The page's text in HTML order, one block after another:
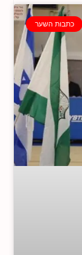
כתבות השער